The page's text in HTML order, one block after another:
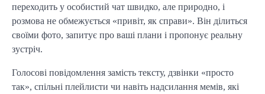
переходить у особистий чат швидко, але природно, і
розмова не обмежується «привіт, як справи». Він ділиться
своїми фото, запитує про ваші плани і пропонує реальну
зустріч.
Голосові повідомлення замість тексту, дзвінки «просто
так», спільні плейлисти чи навіть надсилання мемів, які